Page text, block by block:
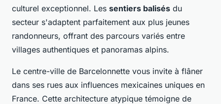
culturel exceptionnel. Les sentiers balisés du
secteur s'adaptent parfaitement aux plus jeunes
randonneurs, offrant des parcours variés entre
villages authentiques et panoramas alpins.
Le centre-ville de Barcelonnette vous invite à flâner
dans ses rues aux influences mexicaines uniques en
France. Cette architecture atypique témoigne de